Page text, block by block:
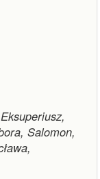
Salomon,